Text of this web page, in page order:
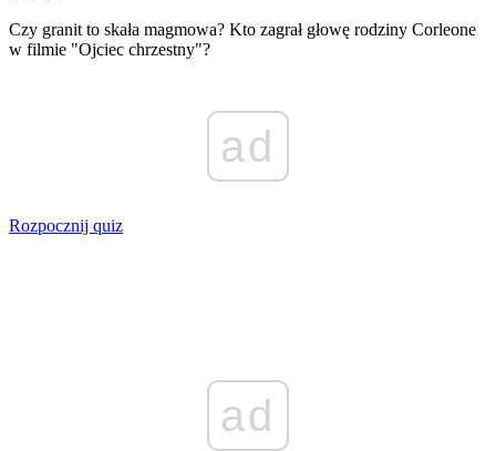
Czy granit to skała magmowa? Kto zagrał głowę rodziny Corleone
w filmie "Ojciec chrzestny"?
ad
Rozpocznij quiz
ad